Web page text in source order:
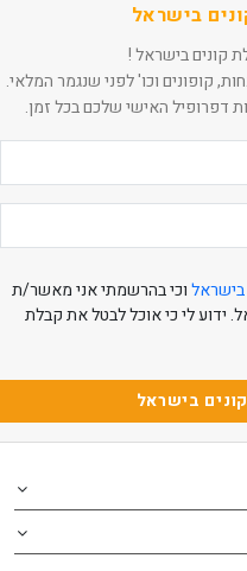
בישראל
קונים בישראל !
קופונים וכו' לפני שנגמר המלאי.
דפרופיל האישי שלכם בכל זמן.
בישראלוכי בהרשמתי אני מאשר/ת
ידוע לי כי אוכל לבטל את קבלת
בישראל